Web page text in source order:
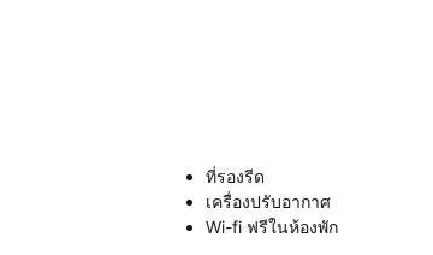
ที่รองรีด
เครื่องปรับอากาศ
Wi-fi ฟรีในห้องพัก